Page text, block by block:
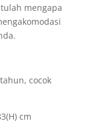
mengapa
cocok
cm